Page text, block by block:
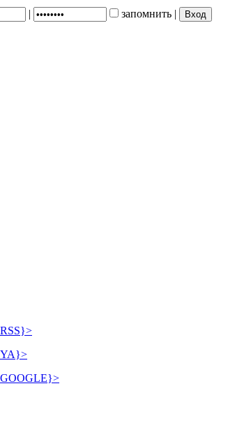
| запомнить |